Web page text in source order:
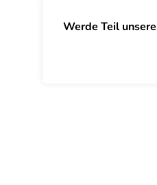
Werde Teil